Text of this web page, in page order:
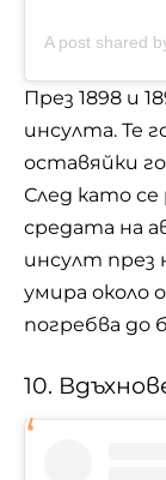
През 1898 и
инсулта. Те
оставяйки
След като
средата на
инсулт през
умира около
погребва до
10.